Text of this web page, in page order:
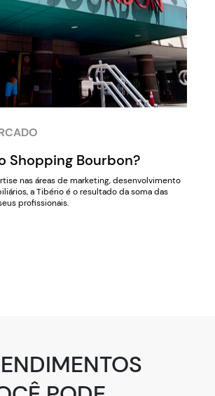
Shopping Bourbon?
nas áreas de marketing, desenvolvimento
a Tibério é o resultado da soma das
profissionais.